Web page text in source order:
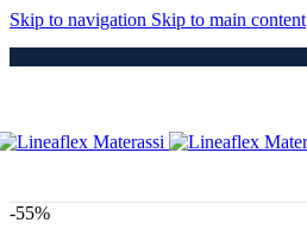
Skip to navigation Skip to main content
-55%